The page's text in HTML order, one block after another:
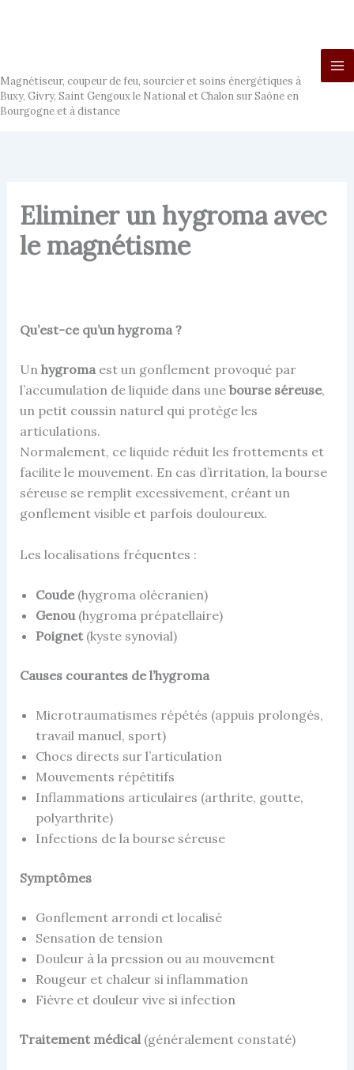
Magnétiseur, coupeur de feu, sourcier et soins énergétiques à
Buxy, Givry, Saint Gengoux le National et Chalon sur Saône en
Bourgogne et à distance
Eliminer un hygroma avec
le magnétisme
Qu’est-ce qu’un hygroma ?
Un hygromaest un gonflement provoqué par
l’accumulation de liquide dans une bourse séreuse,
un petit coussin naturel qui protège les
articulations.
Normalement, ce liquide réduit les frottements et
facilite le mouvement. En cas d’irritation, la bourse
séreuse se remplit excessivement, créant un
gonflement visible et parfois douloureux.
Les localisations fréquentes :
Coude(hygroma olécranien)
Genou(hygroma prépatellaire)
Poignet(kyste synovial)
Causes courantes de l’hygroma
Microtraumatismes répétés (appuis prolongés,
travail manuel, sport)
Chocs directs sur l’articulation
Mouvements répétitifs
Inflammations articulaires (arthrite, goutte,
polyarthrite)
Infections de la bourse séreuse
Symptômes
Gonflement arrondi et localisé
Sensation de tension
Douleur à la pression ou au mouvement
Rougeur et chaleur si inflammation
Fièvre et douleur vive si infection
Traitement médical(généralement constaté)